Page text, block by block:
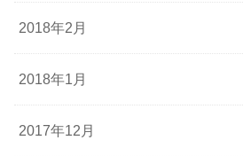
2018年2月
2018年1月
2017年12月